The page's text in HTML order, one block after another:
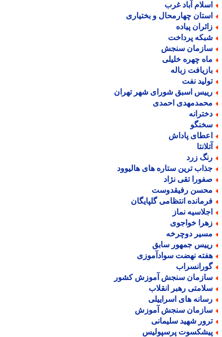
آباد غرب
چهارمحال و بختیاری
پیاده
پرداخت
سنجش
چهره خلیلی
زباله
نفت
اسبق شورای شهر تهران
احمدی
پاداش
زرد
ترین ستاره های هالیوود
تقی نژاد
رفیقدوست
انتظامی گلپایگان
نماز
خواجوی
دوچرخه
جمهور سابق
نهضت سوادآموزی
سنجش آموزش کشور
رهبر انقلاب
های اسراییلی
سنجش آموزش
شهید سلیمانی
پرسپولیس